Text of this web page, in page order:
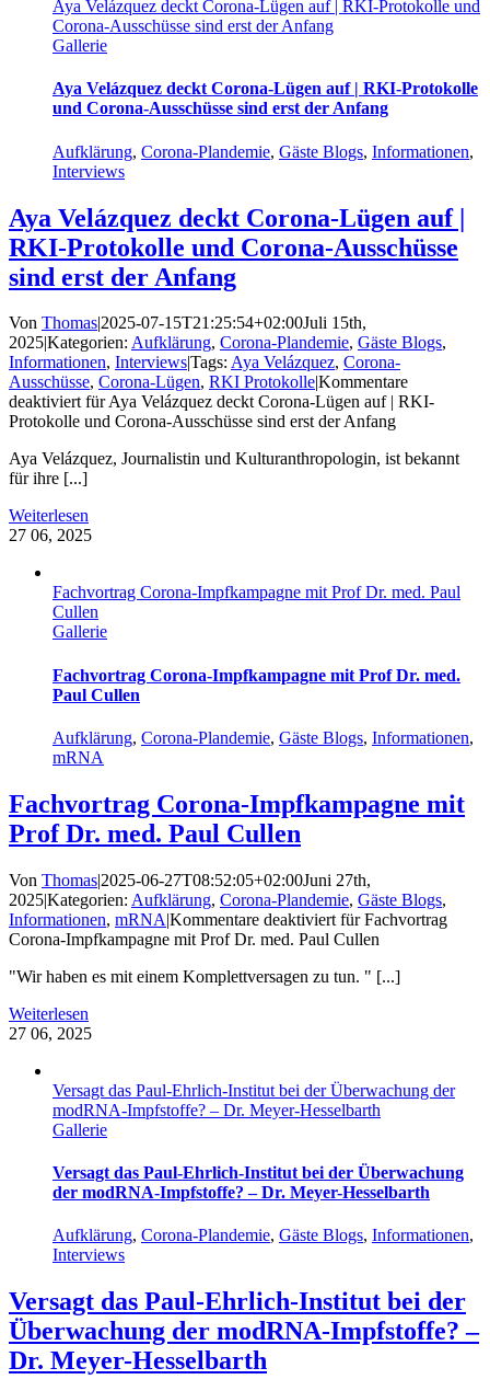
Aya Velázquez deckt Corona-Lügen auf | RKI-Protokolle und
Corona-Ausschüsse sind erst der Anfang
Gallerie
Aya Velázquez deckt Corona-Lügen auf | RKI-Protokolle
und Corona-Ausschüsse sind erst der Anfang
Aufklärung, Corona-Plandemie, Gäste Blogs, Informationen,
Interviews
Aya Velázquez deckt Corona-Lügen auf |
RKI-Protokolle und Corona-Ausschüsse
sind erst der Anfang
Von Thomas2025-07-15T21:25:54+02:00Juli 15th,
2025Kategorien: Aufklärung, Corona-Plandemie, Gäste Blogs,
Informationen, InterviewsTags: Aya Velázquez, Corona-
Ausschüsse, Corona-Lügen, RKI ProtokolleKommentare
deaktiviertfür Aya Velázquez deckt Corona-Lügen auf | RKI-
Protokolle und Corona-Ausschüsse sind erst der Anfang
Aya Velázquez, Journalistin und Kulturanthropologin, ist bekannt
für ihre [...]
Weiterlesen
27 06, 2025
Fachvortrag Corona-Impfkampagne mit Prof Dr. med. Paul
Cullen
Gallerie
Fachvortrag Corona-Impfkampagne mit Prof Dr. med.
Paul Cullen
Aufklärung, Corona-Plandemie, Gäste Blogs, Informationen,
mRNA
Fachvortrag Corona-Impfkampagne mit
Prof Dr. med. Paul Cullen
Von Thomas|2025-06-27T08:52:05+02:00Juni 27th,
2025|Kategorien: Aufklärung, Corona-Plandemie, Gäste Blogs,
Informationen, mRNA|Kommentare deaktiviert für Fachvortrag
Corona-Impfkampagne mit Prof Dr. med. Paul Cullen
"Wir haben es mit einem Komplettversagen zu tun. " [...]
Weiterlesen
27 06, 2025
Versagt das Paul-Ehrlich-Institut bei der Überwachung der
modRNA-Impfstoffe? – Dr. Meyer-Hesselbarth
Gallerie
Versagt das Paul-Ehrlich-Institut bei der Überwachung
der modRNA-Impfstoffe? – Dr. Meyer-Hesselbarth
Aufklärung, Corona-Plandemie, Gäste Blogs, Informationen,
Interviews
Versagt das Paul-Ehrlich-Institut bei der
Überwachung der modRNA-Impfstoffe? –
Dr. Meyer-Hesselbarth